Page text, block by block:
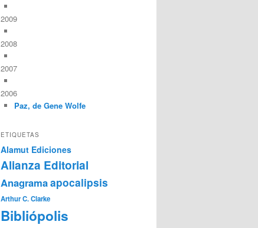
2009
2008
2007
2006
Paz, de Gene Wolfe
ETIQUETAS
Alamut Ediciones
Alianza Editorial
Anagramaapocalipsis
Arthur C. Clarke
Bibliópolis